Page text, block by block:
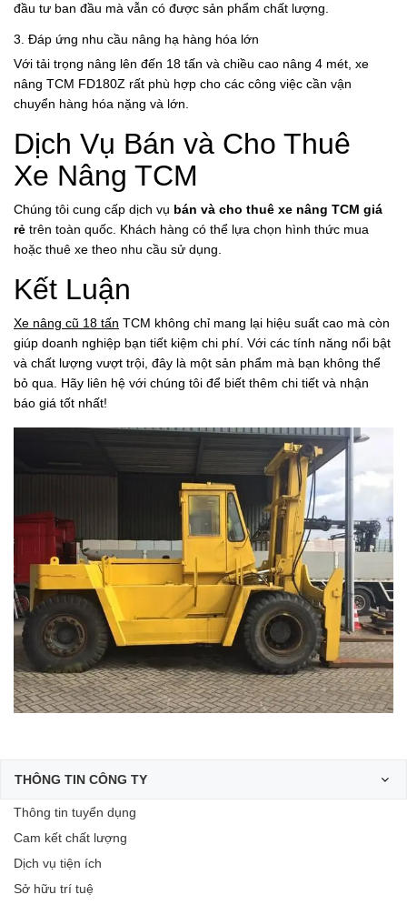
đầu tư ban đầu mà vẫn có được sản phẩm chất lượng.
3. Đáp ứng nhu cầu nâng hạ hàng hóa lớn
Với tải trọng nâng lên đến 18 tấn và chiều cao nâng 4 mét, xe
nâng TCM FD180Z rất phù hợp cho các công việc cần vận
chuyển hàng hóa nặng và lớn.
Dịch Vụ Bán và Cho Thuê
Xe Nâng TCM
Chúng tôi cung cấp dịch vụ bán và cho thuê xe nâng TCM giá
rẻ trên toàn quốc. Khách hàng có thể lựa chọn hình thức mua
hoặc thuê xe theo nhu cầu sử dụng.
Kết Luận
Xe nâng cũ 18 tấn TCM không chỉ mang lại hiệu suất cao mà còn
giúp doanh nghiệp bạn tiết kiệm chi phí. Với các tính năng nổi bật
và chất lượng vượt trội, đây là một sản phẩm mà bạn không thể
bỏ qua. Hãy liên hệ với chúng tôi để biết thêm chi tiết và nhận
báo giá tốt nhất!
THÔNG TIN CÔNG TY
Thông tin tuyển dụng
Cam kết chất lượng
Dịch vụ tiện ích
Sở hữu trí tuệ